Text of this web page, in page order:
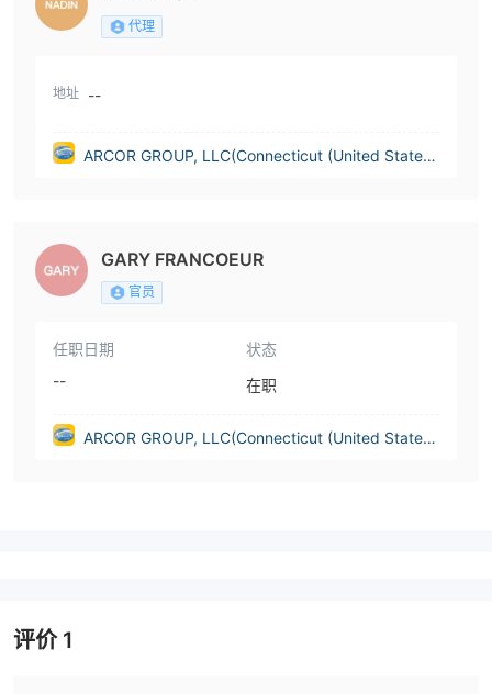
代理
地址 --
ARCOR GROUP, LLC(Connecticut (United State
GARY FRANCOEUR
官员
任职日期
--
状态
在职
ARCOR GROUP, LLC(Connecticut (United State
评价1